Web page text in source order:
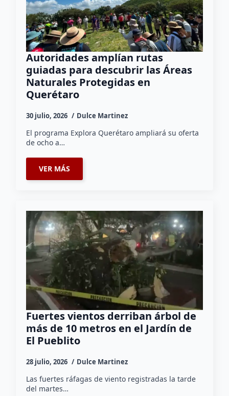
Autoridades amplían rutas
guiadas para descubrir las Áreas
Naturales Protegidas en
Querétaro
30 julio, 2026 Dulce Martinez
El programa Explora Querétaro ampliará su oferta
de ocho a…
VER MÁS
Fuertes vientos derriban árbol de
más de 10 metros en el Jardín de
El Pueblito
28 julio, 2026 Dulce Martinez
Las fuertes ráfagas de viento registradas la tarde
del martes…